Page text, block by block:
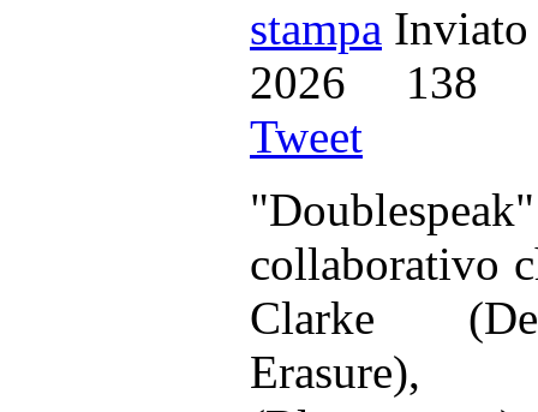
2026 138
Tweet
collaborativo
Clarke